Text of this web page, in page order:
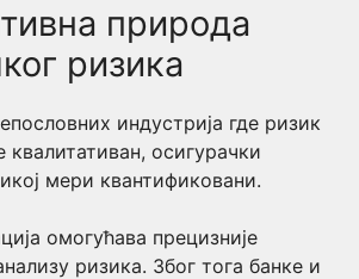
природа
ризика
индустрија где ризик
осигурачки
мери квантификовани.
омогућава прецизније
ризика. Због тога банке и